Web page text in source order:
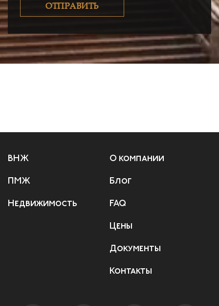
ОТПРАВИТЬ
ВНЖ
ПМЖ
Недвижимость
О компании
Блог
FAQ
Цены
Документы
Контакты